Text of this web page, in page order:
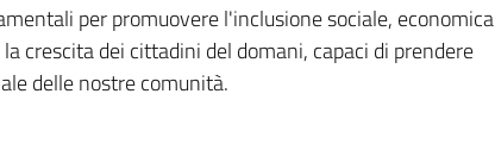
per promuovere l'inclusione sociale, economica
crescita dei cittadini del domani, capaci di prendere
delle nostre comunità.